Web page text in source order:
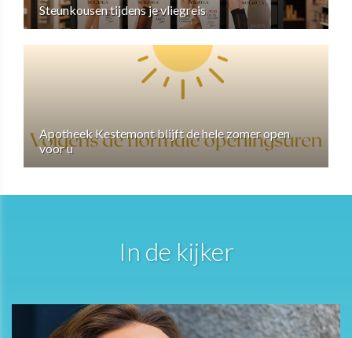
Steunkousen tijdens je vliegreis
Apotheek Kestemont blijft de hele zomer open
voor u
In de kijker